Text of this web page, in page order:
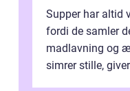
Supper har altid
fordi de samler
madlavning og
simrer stille,